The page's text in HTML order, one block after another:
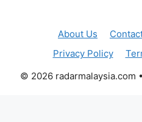
About Us
Privacy Policy
© 2026 radarmalaysia.com